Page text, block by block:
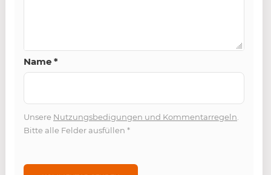
Name *
Unsere Nutzungsbedigungen und Kommentarregeln
Bitte alle Felder ausfüllen *